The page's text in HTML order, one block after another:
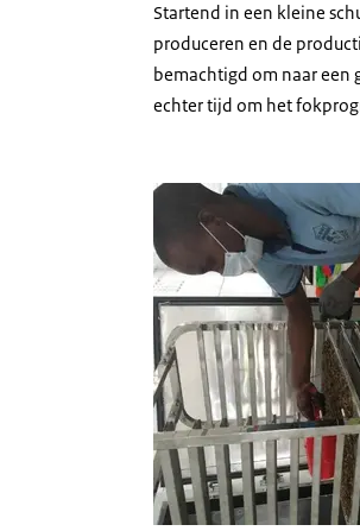
Startend in een kleine
produceren en de
bemachtigd om naar een
echter tijd om het